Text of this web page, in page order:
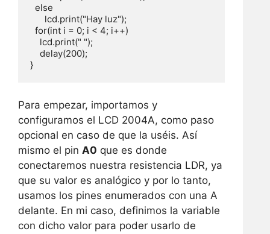
}
Para empezar, importamos y
configuramos el LCD 2004A, como paso
opcional en caso de que la uséis. Así
mismo el pin A0 que es donde
conectaremos nuestra resistencia LDR, ya
que su valor es analógico y por lo tanto,
usamos los pines enumerados con una A
delante. En mi caso, definimos la variable
con dicho valor para poder usarlo de